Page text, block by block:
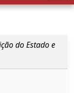
do Estado e